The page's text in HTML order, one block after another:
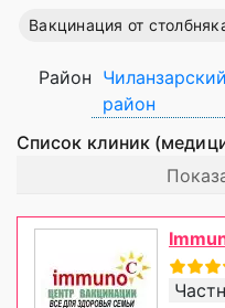
Вакцинация от
Район Чиланзарский
район
Список клиник